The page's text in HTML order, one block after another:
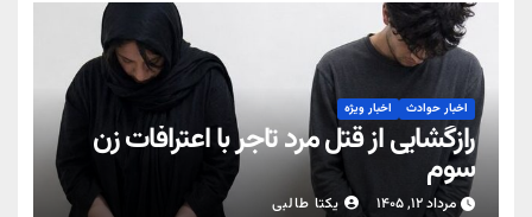
اخبار حوادث اخبار ویژه
رازگشایی از قتل مرد تاجر با اعترافات زن
سوم
مرداد ۱۲, ۱۴۰۵ یکتا طالبی